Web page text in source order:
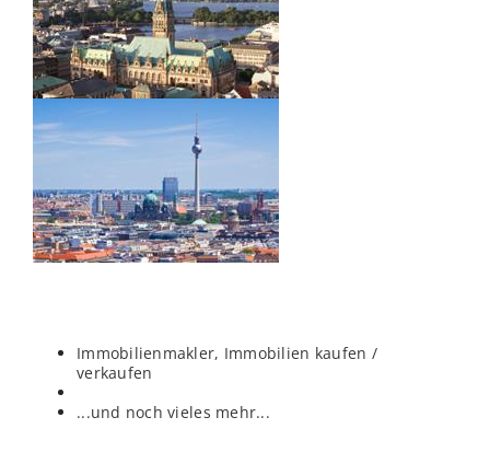
Immobilienmakler, Immobilien kaufen /
verkaufen
...und noch vieles mehr...